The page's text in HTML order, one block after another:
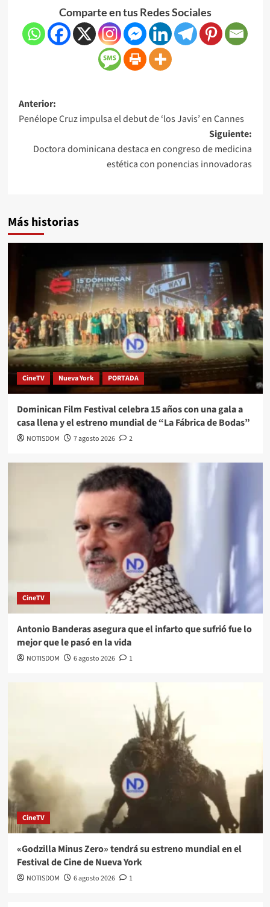
Comparte en tus Redes Sociales
Anterior:
Penélope Cruz impulsa el debut de ‘los Javis’ en Cannes
Siguiente:
Doctora dominicana destaca en congreso de medicina
estética con ponencias innovadoras
Más historias
CineTV Nueva York PORTADA
Dominican Film Festival celebra 15 años con una gala a
casa llena y el estreno mundial de “La Fábrica de Bodas”
NOTISDOM 7 agosto 2026 2
CineTV
Antonio Banderas asegura que el infarto que sufrió fue lo
mejor que le pasó en la vida
NOTISDOM 6 agosto 2026 1
CineTV
«Godzilla Minus Zero» tendrá su estreno mundial en el
Festival de Cine de Nueva York
NOTISDOM 6 agosto 2026 1